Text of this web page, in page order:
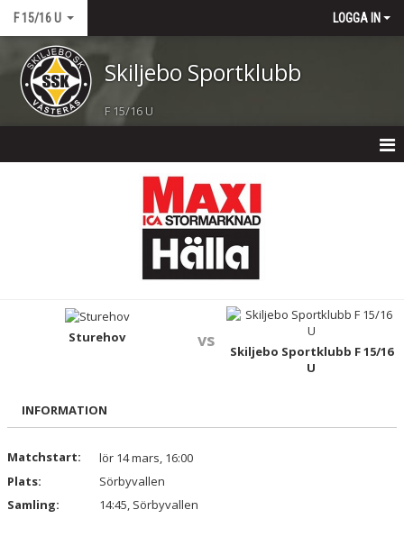
F 15/16 U LOGGA IN
Skiljebo Sportklubb
F 15/16 U
DOKUMENT
KONTAKT
Sturehov vs
Skiljebo Sportklubb F 15/16
U
INFORMATION
Matchstart:
lör 14 mars, 16:00
Plats:
Sörbyvallen
Samling:
14:45, Sörbyvallen